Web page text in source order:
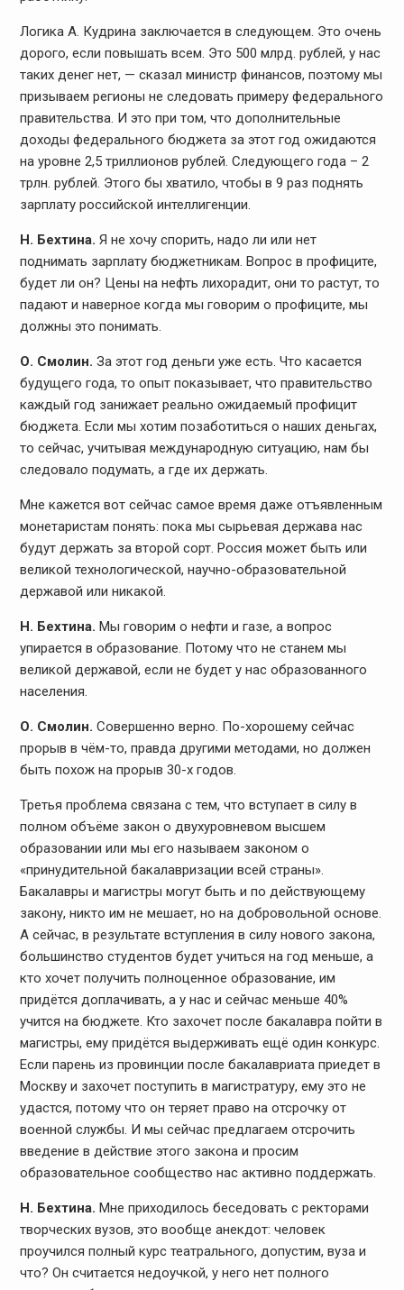
Логика А. Кудрина заключается в следующем. Это очень
дорого, если повышать всем. Это 500 млрд. рублей, у нас
таких денег нет, — сказал министр финансов, поэтому мы
призываем регионы не следовать примеру федерального
правительства. И это при том, что дополнительные
доходы федерального бюджета за этот год ожидаются
на уровне 2,5 триллионов рублей. Следующего года – 2
трлн. рублей. Этого бы хватило, чтобы в 9 раз поднять
зарплату российской интеллигенции.
Н. Бехтина. Я не хочу спорить, надо ли или нет
поднимать зарплату бюджетникам. Вопрос в профиците,
будет ли он? Цены на нефть лихорадит, они то растут, то
падают и наверное когда мы говорим о профиците, мы
должны это понимать.
О. Смолин. За этот год деньги уже есть. Что касается
будущего года, то опыт показывает, что правительство
каждый год занижает реально ожидаемый профицит
бюджета. Если мы хотим позаботиться о наших деньгах,
то сейчас, учитывая международную ситуацию, нам бы
следовало подумать, а где их держать.
Мне кажется вот сейчас самое время даже отъявленным
монетаристам понять: пока мы сырьевая держава нас
будут держать за второй сорт. Россия может быть или
великой технологической, научно-образовательной
державой или никакой.
Н. Бехтина. Мы говорим о нефти и газе, а вопрос
упирается в образование. Потому что не станем мы
великой державой, если не будет у нас образованного
населения.
О. Смолин. Совершенно верно. По-хорошему сейчас
прорыв в чём-то, правда другими методами, но должен
быть похож на прорыв 30-х годов.
Третья проблема связана с тем, что вступает в силу в
полном объёме закон о двухуровневом высшем
образовании или мы его называем законом о
«принудительной бакалавризации всей страны».
Бакалавры и магистры могут быть и по действующему
закону, никто им не мешает, но на добровольной основе.
А сейчас, в результате вступления в силу нового закона,
большинство студентов будет учиться на год меньше, а
кто хочет получить полноценное образование, им
придётся доплачивать, а у нас и сейчас меньше 40%
учится на бюджете. Кто захочет после бакалавра пойти в
магистры, ему придётся выдерживать ещё один конкурс.
Если парень из провинции после бакалавриата приедет в
Москву и захочет поступить в магистратуру, ему это не
удастся, потому что он теряет право на отсрочку от
военной службы. И мы сейчас предлагаем отсрочить
введение в действие этого закона и просим
образовательное сообщество нас активно поддержать.
Н. Бехтина. Мне приходилось беседовать с ректорами
творческих вузов, это вообще анекдот: человек
проучился полный курс театрального, допустим, вуза и
что? Он считается недоучкой, у него нет полного